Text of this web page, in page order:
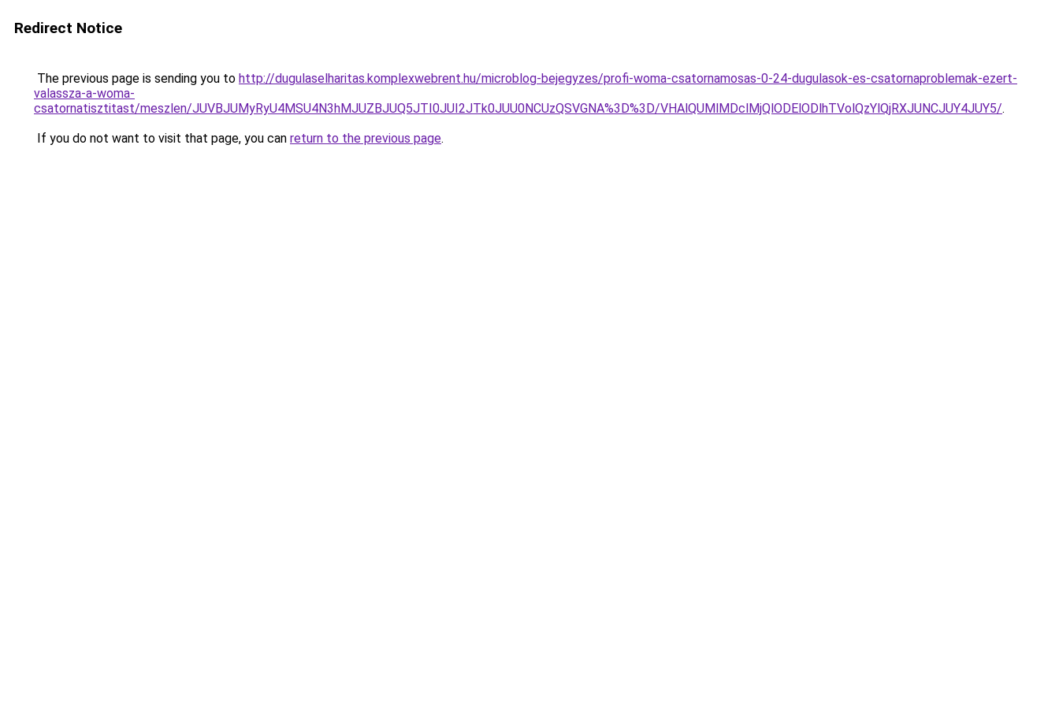
Redirect Notice
The previous page is sending you to http://dugulaselharitas.komplexwebrent.hu/microblog-bejegyzes/profi-woma-csatornamosas-0-24-dugulasok-es-csatornaproblemak-ezert-
valassza-a-woma-
csatornatisztitast/meszlen/JUVBJUMyRyU4MSU4N3hMJUZBJUQ5JTI0JUI2JTk0JUU0NCUzQSVGNA%3D%3D/VHAlQUMlMDclMjQlODElODlhTVolQzYlQjRXJUNCJUY4JUY5/.
If you do not want to visit that page, you can return to the previous page.